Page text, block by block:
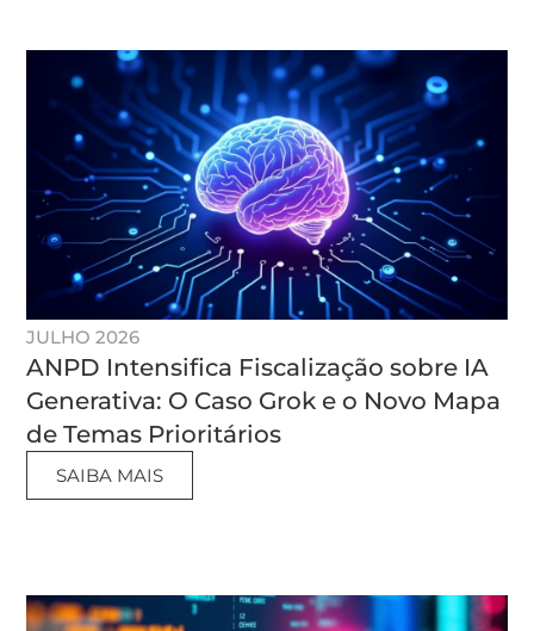
JULHO 2026
ANPD Intensifica Fiscalização sobre IA
Generativa: O Caso Grok e o Novo Mapa
de Temas Prioritários
SAIBA MAIS